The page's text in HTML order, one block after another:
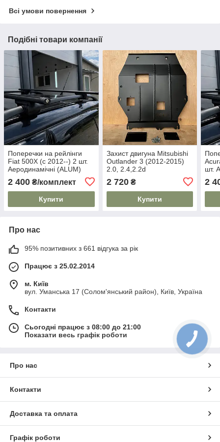
Всі умови повернення
Подібні товари компанії
Поперечки на рейлінги
Fiat 500X (с 2012--) 2 шт.
Аеродинамічні (ALUM)
2 400 ₴/комплект
Купити
Захист двигуна Mitsubishi
Outlander 3 (2012-2015)
2.0, 2.4,2.2d
2 720₴
Купити
шт.
2
Про нас
95% позитивних з 661 відгука за рік
Працює з 25.02.2014
м. Київ
вул. Уманська 17 (Солом'янський район), Київ, Україна
Контакти
Сьогодні працює з 08:00 до 21:00
Показати весь графік роботи
Про нас
Контакти
Доставка та оплата
Графік роботи